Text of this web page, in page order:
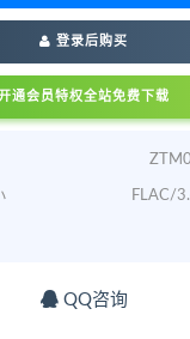
登录后购买
通会员特权全站免费下载
FLAC/
QQ咨询